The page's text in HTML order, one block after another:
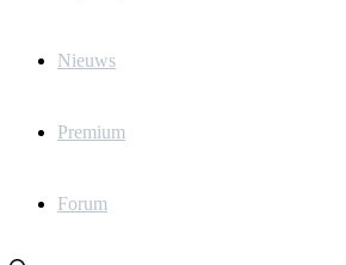
Nieuws
Premium
Forum